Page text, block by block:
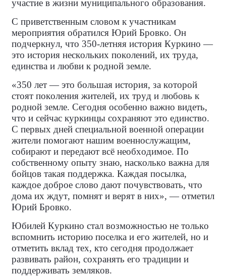
участие в жизни муниципального образования.
С приветственным словом к участникам
мероприятия обратился Юрий Бровко. Он
подчеркнул, что 350-летняя история Куркино —
это история нескольких поколений, их труда,
единства и любви к родной земле.
«350 лет — это большая история, за которой
стоят поколения жителей, их труд и любовь к
родной земле. Сегодня особенно важно видеть,
что и сейчас куркинцы сохраняют это единство.
С первых дней специальной военной операции
жители помогают нашим военнослужащим,
собирают и передают всё необходимое. По
собственному опыту знаю, насколько важна для
бойцов такая поддержка. Каждая посылка,
каждое доброе слово дают почувствовать, что
дома их ждут, помнят и верят в них», — отметил
Юрий Бровко.
Юбилей Куркино стал возможностью не только
вспомнить историю поселка и его жителей, но и
отметить вклад тех, кто сегодня продолжает
развивать район, сохранять его традиции и
поддерживать земляков.